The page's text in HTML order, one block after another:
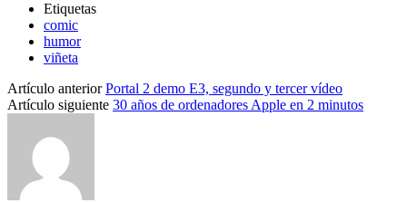
Etiquetas
comic
humor
viñeta
Artículo anterior Portal 2 demo E3, segundo y tercer vídeo
Artículo siguiente 30 años de ordenadores Apple en 2 minutos